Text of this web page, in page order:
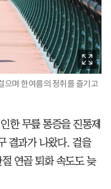
으며 한여름의 정취를 즐기고
한 무릎 통증을 진통제
결과가 나왔다. 걸을
연골 퇴화 속도도 늦